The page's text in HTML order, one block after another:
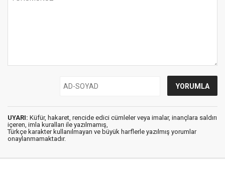
UYARI: Küfür, hakaret, rencide edici cümleler veya imalar, inançlara saldırı
içeren, imla kuralları ile yazılmamış,
Türkçe karakter kullanılmayan ve büyük harflerle yazılmış yorumlar
onaylanmamaktadır.